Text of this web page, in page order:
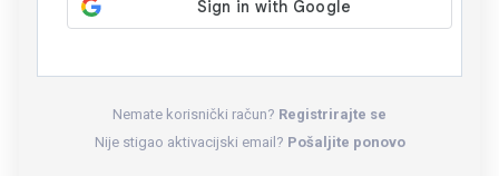
Nemate korisnički račun? Registrirajte se
Nije stigao aktivacijski email? Pošaljite ponovo